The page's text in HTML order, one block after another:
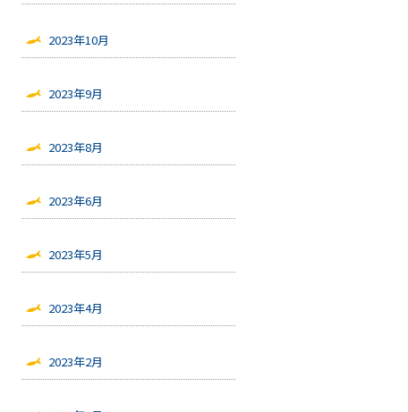
2023年10月
2023年9月
2023年8月
2023年6月
2023年5月
2023年4月
2023年2月